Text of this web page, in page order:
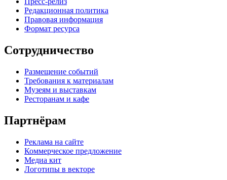
Редакционная политика
Правовая информация
Формат ресурса
Сотрудничество
Размещение событий
Требования к материалам
Музеям и выставкам
Ресторанам и кафе
Партнёрам
Реклама на сайте
Коммерческое предложение
Медиа кит
Логотипы в векторе